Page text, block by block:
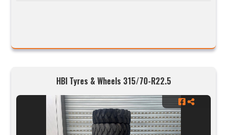
HBI Tyres & Wheels 315/70-R22.5